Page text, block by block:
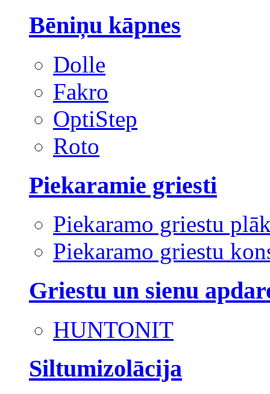
Bēniņu kāpnes
Dolle
Fakro
OptiStep
Roto
Piekaramie griesti
Piekaramo griestu
Piekaramo griestu
Griestu un sienu
HUNTONIT
Siltumizolācija